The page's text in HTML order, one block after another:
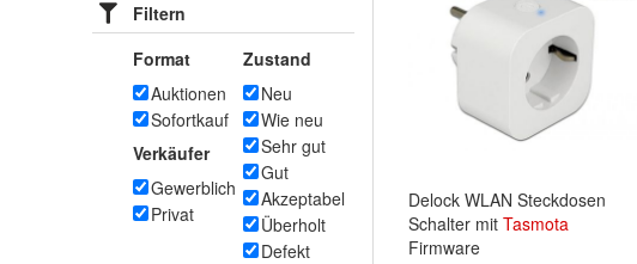
Filtern
Format
Auktionen
Sofortkauf
Verkäufer
Gewerblich
Privat
Zustand
Neu
Wie neu
Sehr gut
Gut
Akzeptabel
Überholt
Defekt
Delock WLAN Steckdosen
Schalter mit Tasmota
Firmware